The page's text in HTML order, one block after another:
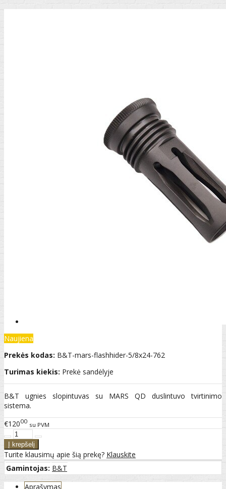
Naujiena
Prekės kodas: B&T-mars-flashhider-5/8x24-762
Turimas kiekis: Prekė sandėlyje
B&T ugnies slopintuvas su MARS QD duslintuvo tvirtinimo
sistema.
€12000 su PVM
Turite klausimų apie šią prekę? Klauskite
Gamintojas: B&T
Aprašymas